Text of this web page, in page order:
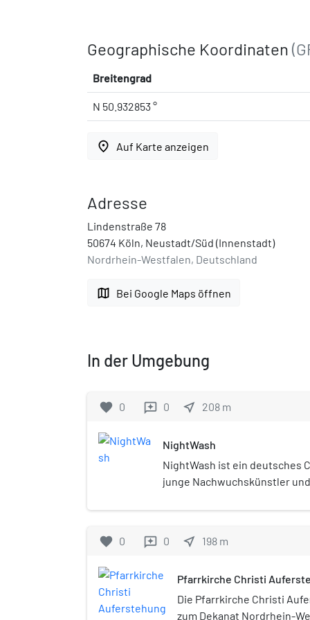
Geographische Koordinaten
Breitengrad
N 50.932853 °
place Auf Karte anzeigen
Adresse
Lindenstraße 78
50674 Köln, Neustadt/Süd (Innenstadt)
Nordrhein-Westfalen, Deutschland
map Bei Google Maps öffnen
In der Umgebung
favorite 0 reviews 0 near_me 208 m
NightWash
NightWash ist ein deutsches
junge Nachwuchskünstler
Publikum aufzutreten. Die
dieser von Luke Mockridge
übernahm Uli Grewe die Rolle
Sidekicks. Sendungen mit
26. September 2013
favorite 0 reviews 0 near_me 198 m
Pfarrkirche Christi
Die Pfarrkirche Christi
zum Dekanat Nordrhein-